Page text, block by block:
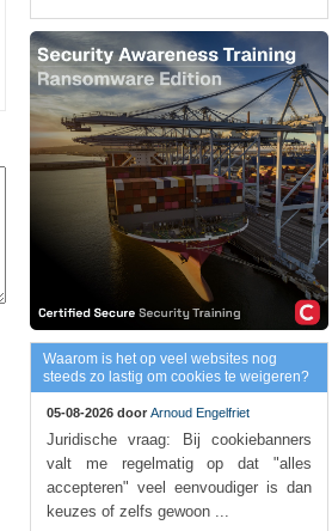
Waarom is het op veel websites nog
steeds zo lastig om cookies te weigeren?
05-08-2026 door Arnoud Engelfriet
Juridische vraag: Bij cookiebanners
valt me regelmatig op dat "alles
accepteren" veel eenvoudiger is dan
keuzes of zelfs gewoon ...